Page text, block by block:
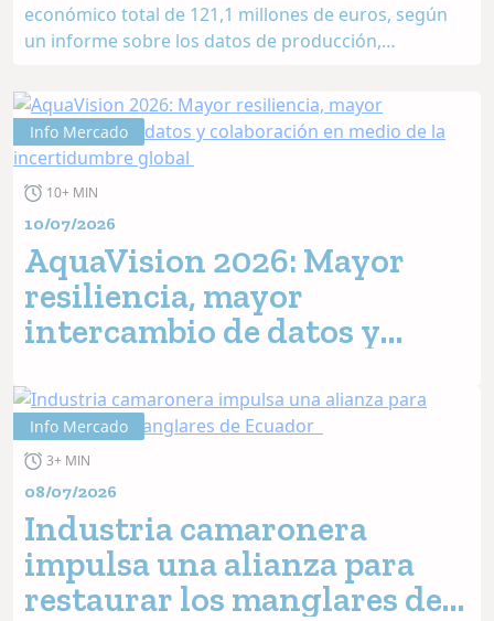
económico total de 121,1 millones de euros, según
un informe sobre los datos de producción,
Acuicultura y Economía Azul de la Junta de...
Info Mercado
10+ MIN
10/07/2026
AquaVision 2026: Mayor
resiliencia, mayor
intercambio de datos y
incertidumbre global
Info Mercado
3+ MIN
08/07/2026
Industria camaronera
impulsa una alianza para
restaurar los manglares de